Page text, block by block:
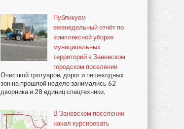
Публикуем
еженедельный отчёт по
комплексной уборке
муниципальных
территорий в Заневском
городском поселении
Очисткой тротуаров, дорог и пешеходных
зон на прошлой неделе занимались 62
дворника и 28 единиц спецтехники.
В Заневском поселении
начал курсировать